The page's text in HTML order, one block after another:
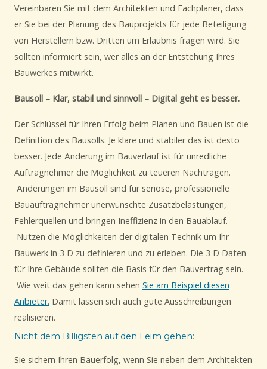
Vereinbaren Sie mit dem Architekten und Fachplaner, dass
er Sie bei der Planung des Bauprojekts für jede Beteiligung
von Herstellern bzw. Dritten um Erlaubnis fragen wird. Sie
sollten informiert sein, wer alles an der Entstehung Ihres
Bauwerkes mitwirkt.
Bausoll – Klar, stabil und sinnvoll – Digital geht es besser.
Der Schlüssel für Ihren Erfolg beim Planen und Bauen ist die
Definition des Bausolls. Je klare und stabiler das ist desto
besser. Jede Änderung im Bauverlauf ist für unredliche
Auftragnehmer die Möglichkeit zu teueren Nachträgen.
Änderungen im Bausoll sind für seriöse, professionelle
Bauauftragnehmer unerwünschte Zusatzbelastungen,
Fehlerquellen und bringen Ineffizienz in den Bauablauf.
Nutzen die Möglichkeiten der digitalen Technik um Ihr
Bauwerk in 3 D zu definieren und zu erleben. Die 3 D Daten
für Ihre Gebäude sollten die Basis für den Bauvertrag sein.
Wie weit das gehen kann sehen Sie am Beispiel diesen
Anbieter. Damit lassen sich auch gute Ausschreibungen
realisieren.
Nicht dem Billigsten auf den Leim gehen:
Sie sichern Ihren Bauerfolg, wenn Sie neben dem Architekten